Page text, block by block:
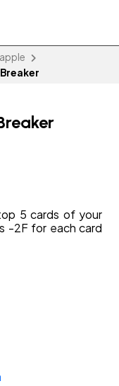
5 cards of your
-2F for each card